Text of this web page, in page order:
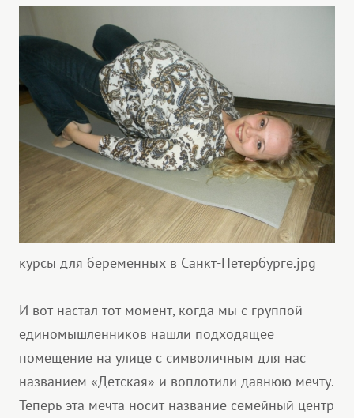
курсы для беременных в Санкт-Петербурге.jpg
И вот настал тот момент, когда мы с группой
единомышленников нашли подходящее
помещение на улице с символичным для нас
названием «Детская» и воплотили давнюю мечту.
Теперь эта мечта носит название семейный центр